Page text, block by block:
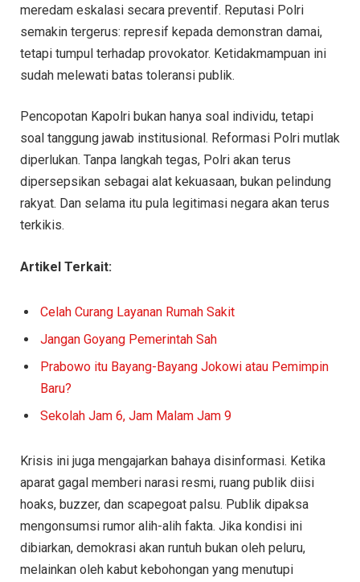
meredam eskalasi secara preventif. Reputasi Polri
semakin tergerus: represif kepada demonstran damai,
tetapi tumpul terhadap provokator. Ketidakmampuan ini
sudah melewati batas toleransi publik.
Pencopotan Kapolri bukan hanya soal individu, tetapi
soal tanggung jawab institusional. Reformasi Polri mutlak
diperlukan. Tanpa langkah tegas, Polri akan terus
dipersepsikan sebagai alat kekuasaan, bukan pelindung
rakyat. Dan selama itu pula legitimasi negara akan terus
terkikis.
Artikel Terkait:
Celah Curang Layanan Rumah Sakit
Jangan Goyang Pemerintah Sah
Prabowo itu Bayang-Bayang Jokowi atau Pemimpin
Baru?
Sekolah Jam 6, Jam Malam Jam 9
Krisis ini juga mengajarkan bahaya disinformasi. Ketika
aparat gagal memberi narasi resmi, ruang publik diisi
hoaks, buzzer, dan scapegoat palsu. Publik dipaksa
mengonsumsi rumor alih-alih fakta. Jika kondisi ini
dibiarkan, demokrasi akan runtuh bukan oleh peluru,
melainkan oleh kabut kebohongan yang menutupi